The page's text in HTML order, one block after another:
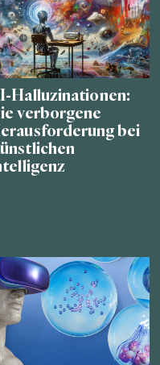
Halluzinationen:
verborgene
bei